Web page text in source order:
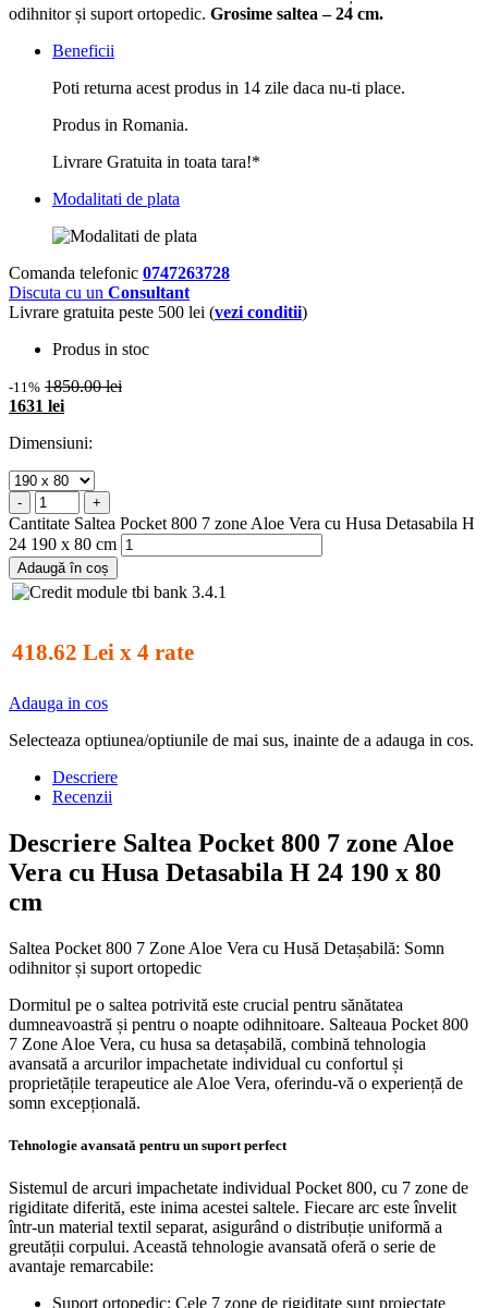
Saltea Pocket 800 7 Zone Aloe Vera cu husă detașabilă: Somn
Comanda telefonic 0747263728
Discuta cu unConsultant
-11% 1850.00 lei
- +
Cantitate Saltea Pocket 800 7 zone Aloe Vera cu Husa Detasabila H
24 190 x 80 cm
Adaugă în coș
Descriere
Descriere Saltea Pocket 800 7 zone Aloe
Vera cu Husa Detasabila H 24 190 x 80
Saltea Pocket 800 7 Zone Aloe Vera cu Husă Detașabilă: Somn
Dormitul pe o saltea potrivită este crucial pentru sănătatea
dumneavoastră și pentru o noapte odihnitoare. Salteaua Pocket 800
7 Zone Aloe Vera, cu husa sa detașabilă, combină tehnologia
avansată a arcurilor impachetate individual cu confortul și
proprietățile terapeutice ale Aloe Vera, oferindu-vă o experiență de
Sistemul de arcuri impachetate individual Pocket 800, cu 7 zone de
rigiditate diferită, este inima acestei saltele. Fiecare arc este învelit
într-un material textil separat, asigurând o distribuție uniformă a
greutății corpului. Această tehnologie avansată oferă o serie de